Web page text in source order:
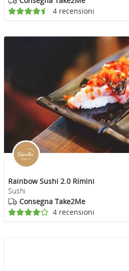
4 recensioni
Rainbow Sushi 2.0 Rimini
Sushi
Consegna Take2Me
4 recensioni